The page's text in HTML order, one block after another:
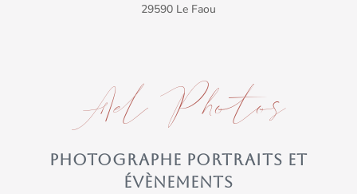
29590 Le Faou
Ael Photos
PHOTOGRAPHE PORTRAITS ET
ÉVÈNEMENTS